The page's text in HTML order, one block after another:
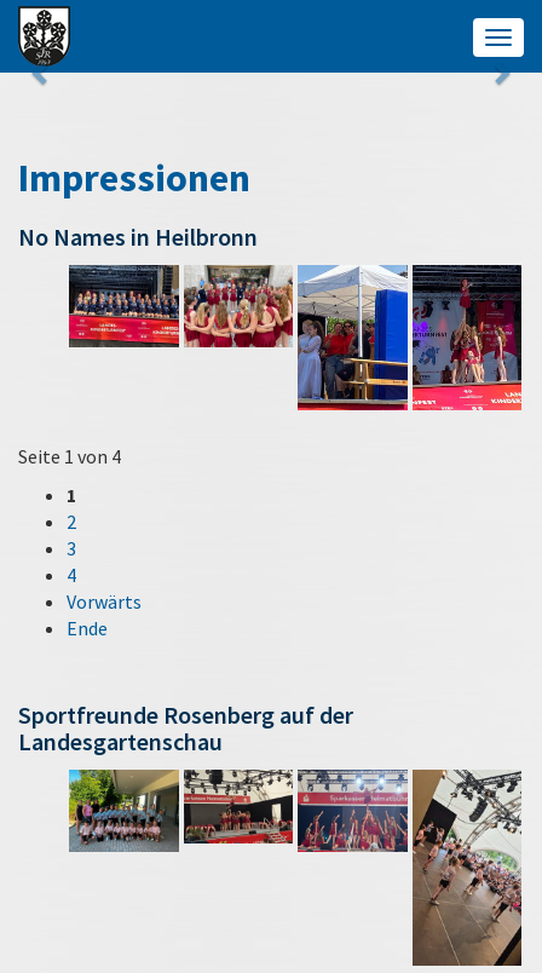
Impressionen
No Names in Heilbronn
Seite 1 von 4
1
2
3
4
Vorwärts
Ende
Sportfreunde Rosenberg auf der
Landesgartenschau